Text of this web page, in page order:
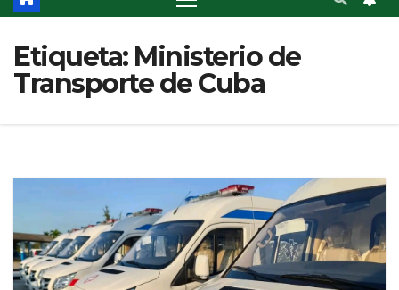
Etiqueta: Ministerio de
Transporte de Cuba